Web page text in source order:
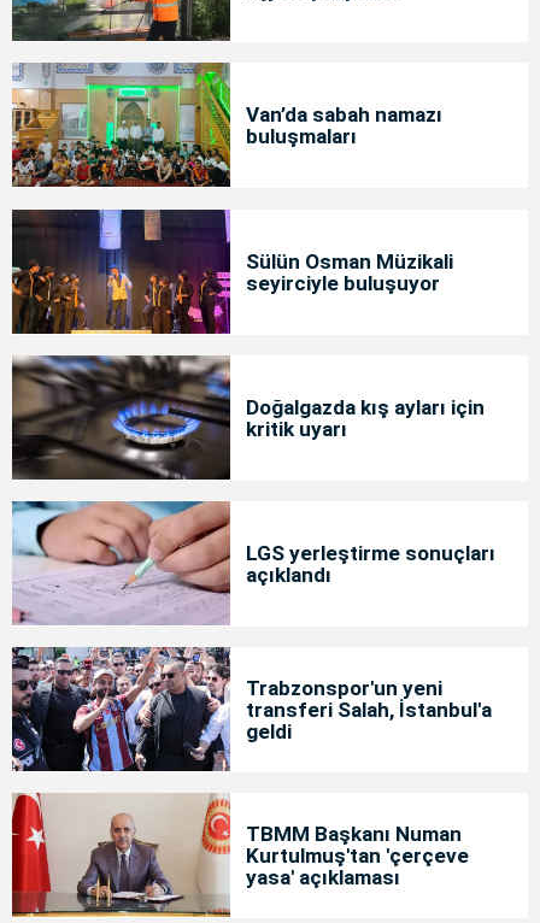
Van’da sabah namazı
buluşmaları
Sülün Osman Müzikali
seyirciyle buluşuyor
Doğalgazda kış ayları için
kritik uyarı
LGS yerleştirme sonuçları
açıklandı
Trabzonspor'un yeni
transferi Salah, İstanbul'a
geldi
TBMM Başkanı Numan
Kurtulmuş'tan 'çerçeve
yasa' açıklaması